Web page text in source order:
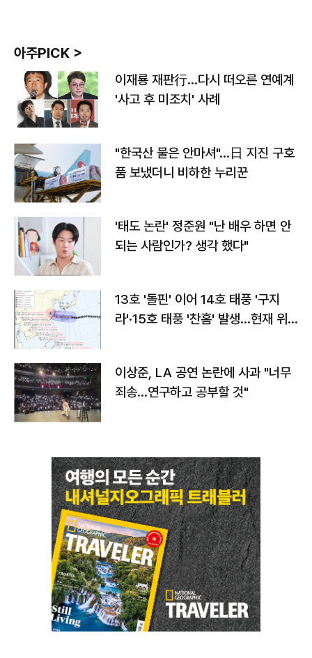
아주PICK >
이재룡 재판行…다시 떠오른 연예계
'사고 후 미조치' 사례
"한국산 물은 안마셔"…日 지진 구호
품 보냈더니 비하한 누리꾼
'태도 논란' 정준원 "난 배우 하면 안
되는 사람인가? 생각 했다"
13호 '돌핀' 이어 14호 태풍 '구지
라'·15호 태풍 '찬홈' 발생…현재 위
이상준, LA 공연 논란에 사과 "너무
죄송…연구하고 공부할 것"